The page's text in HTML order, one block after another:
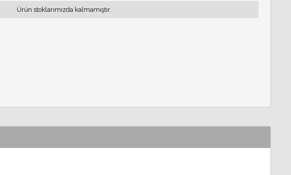
Ürün stoklarımızda kalmamıştır.